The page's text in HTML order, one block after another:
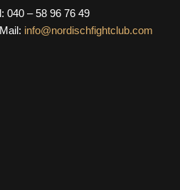
040 – 58 96 76 49
info@nordischfightclub.com